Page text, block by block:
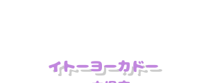
イトーヨーカドー